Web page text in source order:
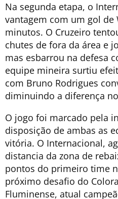
Na segunda etapa, o
vantagem com um gol de
minutos. O Cruzeiro
chutes de fora da área e
mas esbarrou na defesa
equipe mineira surtiu
com Bruno Rodrigues
diminuindo a diferença
O jogo foi marcado pela
disposição de ambas as
vitória. O Internacional,
distancia da zona de
pontos do primeiro time
próximo desafio do
Fluminense, atual